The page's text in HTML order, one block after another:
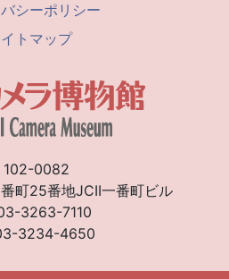
シーポリシー
トマップ
102-0082
町25番地JCII一番町ビル
3263-7110
3234-4650